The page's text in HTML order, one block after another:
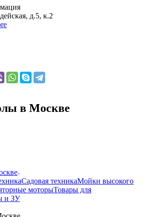
д.5, к.2
в Москве
Садовая техникаМойки высокого
моторыТовары для
и ЗУ